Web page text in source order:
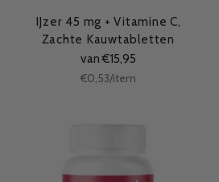
IJzer 45 mg + Vitamine C,
Zachte Kauwtabletten
van €15,95
Stukprijs
€0,53/per
item